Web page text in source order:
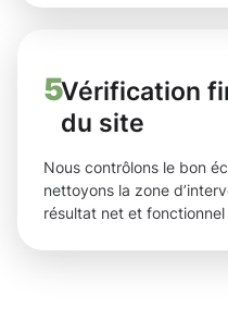
5Vérification
du site
Nous contrôlons le bon
nettoyons la zone
résultat net et